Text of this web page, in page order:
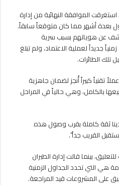
الموافقة النهائية من إدارة
بعدة أشهر مما كان متوقعاً سابقاً.
عن هوياتهم بسبب سرية
جديداً لعملية الاعتماد، ولم تبلغ
تلك الطائرات.
تقنياً كبيراً أُنجز لضمان جاهزية
بالكامل، وهي حالياً في المراحل
ثقة كاملة بقرب وصول هذه
القريب جداً”.
بينما قالت إدارة الطيران
هي التي تحدد الجداول الزمنية
على المشروعات قيد المراجعة.